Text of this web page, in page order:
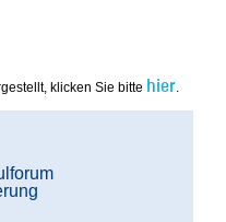
klicken Sie bitte hier